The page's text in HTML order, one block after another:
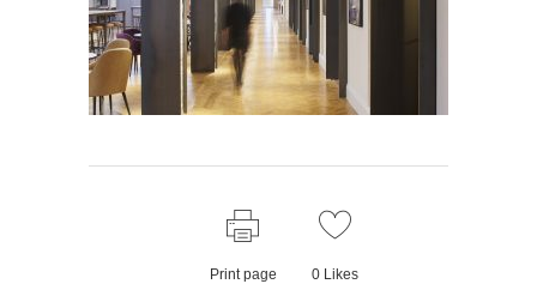
Print page 0Likes